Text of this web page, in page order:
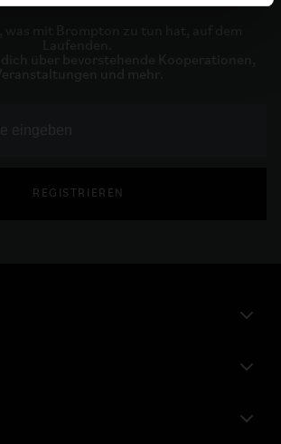
über bevorstehende Kooperationen,
und mehr.
REGISTRIEREN